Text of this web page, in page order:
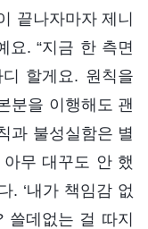
끝나자마자 제니
요. “지금 한 측면
할게요. 원칙을
분을 이행해도 괜
과 불성실함은 별
무 대꾸도 안 했
. ‘내가 책임감 없
쓸데없는 걸 따지